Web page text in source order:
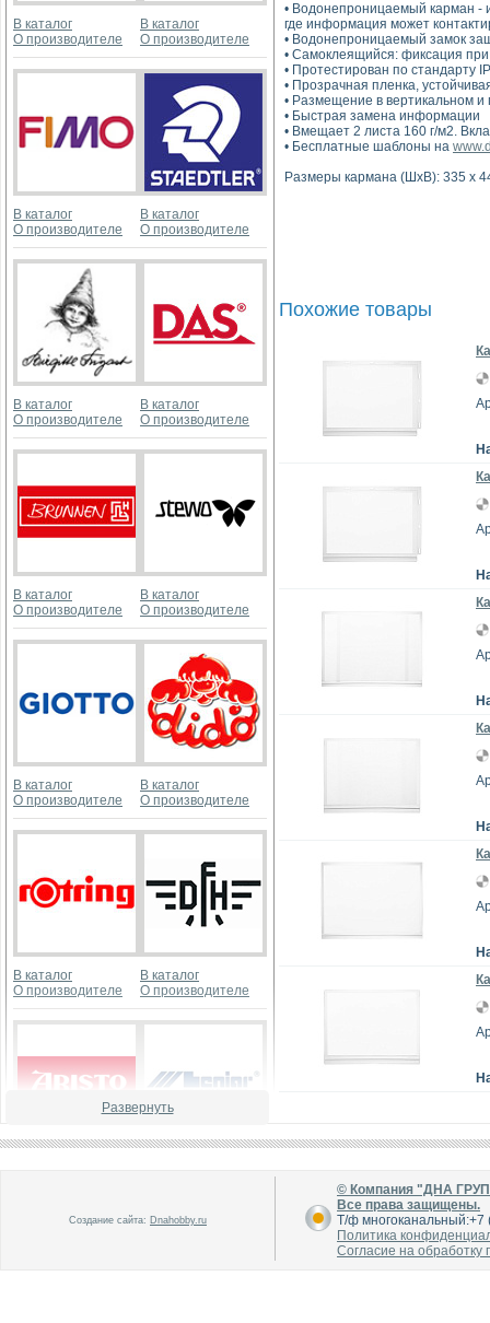
В каталог
О производителе
В каталог
О производителе
В каталог
О производителе
В каталог
О производителе
В каталог
О производителе
В каталог
О производителе
В каталог
О производителе
В каталог
О производителе
В каталог
О производителе
В каталог
О производителе
В каталог
О производителе
В каталог
О производителе
Развернуть
• Водонепроницаемый карман -
где информация может
• Водонепроницаемый замок
• Самоклеящийся: фиксация
• Протестирован по стандарту
• Прозрачная пленка,
• Размещение в вертикальном
• Быстрая замена информации
• Вмещает 2 листа 160 г/м2.
• Бесплатные шаблоны на
Размеры кармана (ШхВ): 335 х
Похожие товары
Создание сайта: Dnahobby.ru
© Компания "ДНА
Все права защищены.
Т/ф
Политика
Согласие на